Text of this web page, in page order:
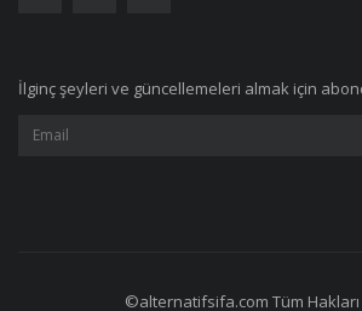
İlginç şeyleri ve güncellemeleri almak için
©alternatifsifa.com Tüm Hakları